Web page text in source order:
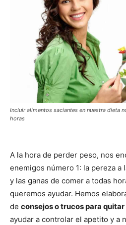
Incluir alimentos saciantes en nuestra dieta
horas
A la hora de perder peso, nos
enemigos número 1: la pereza a
y las ganas de comer a todas
queremos ayudar. Hemos
de consejos o trucos para
ayudar a controlar el apetito y a